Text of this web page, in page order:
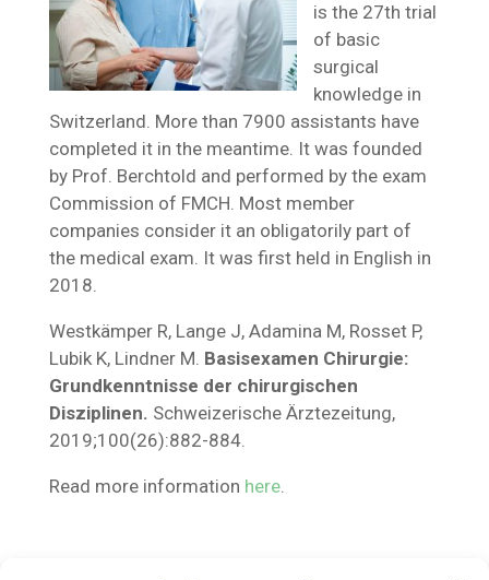
is the 27th trial
of basic
surgical
knowledge in
Switzerland. More than 7900 assistants have
completed it in the meantime. It was founded
by Prof. Berchtold and performed by the exam
Commission of FMCH. Most member
companies consider it an obligatorily part of
the medical exam. It was first held in English in
2018.
Westkämper R, Lange J, Adamina M, Rosset P,
Lubik K, Lindner M. Basisexamen Chirurgie:
Grundkenntnisse der chirurgischen
Disziplinen. Schweizerische Ärztezeitung,
2019;100(26):882-884.
Read more information here.